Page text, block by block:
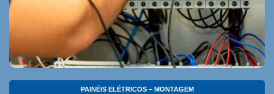
PAINÉIS ELÉTRICOS – MONTAGEM